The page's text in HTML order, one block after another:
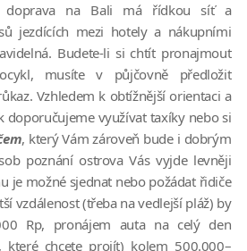
doprava na Bali má řídkou síť a
jezdících mezi hotely a nákupními
Budete-li si chtít pronajmout
musíte v půjčovně předložit
Vzhledem k obtížnější orientaci a
doporučujeme využívat taxíky nebo si
, který Vám zároveň bude i dobrým
poznání ostrova Vás vyjde levněji
je možné sjednat nebo požádat řidiče
vzdálenost (třeba na vedlejší pláž) by
Rp, pronájem auta na celý den
které chcete projít) kolem 500.000–